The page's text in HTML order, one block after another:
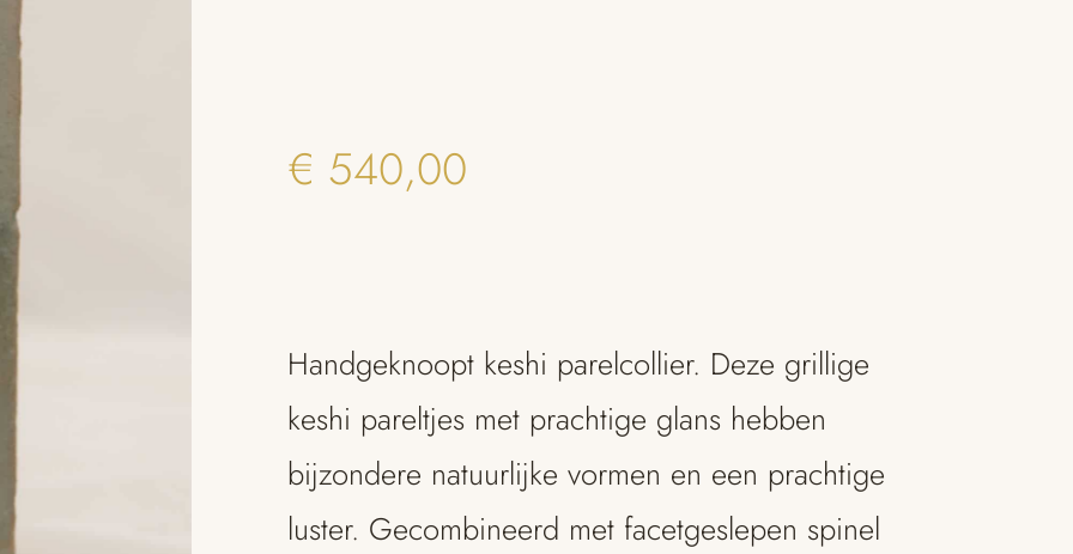
€ 540,00
Handgeknoopt keshi parelcollier. Deze grillige
keshi pareltjes met prachtige glans hebben
bijzondere natuurlijke vormen en een prachtige
luster. Gecombineerd met facetgeslepen spinel